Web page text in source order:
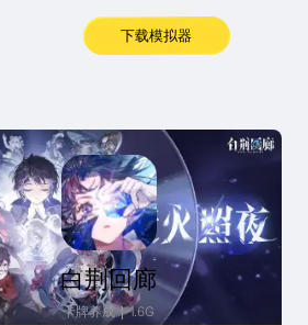
下载模拟器
白荆回廊
白荆回廊
卡牌养成 1.6G